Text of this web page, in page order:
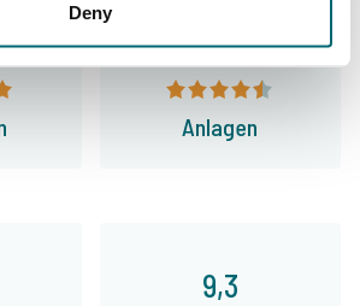
Deny
9,2
Anlagen
9,3